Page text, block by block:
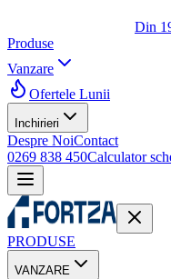
Din
Produse
Vanzare
Ofertele Lunii
Inchirieri
Despre NoiContact
0269 838 450Calculator
PRODUSE
VANZARE